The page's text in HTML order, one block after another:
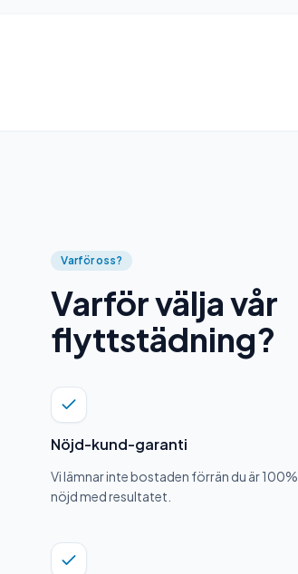
Varför oss?
Varför välja vår
flyttstädning?
Nöjd-kund-garanti
Vi lämnar inte bostaden förrän du är 100%
nöjd med resultatet.